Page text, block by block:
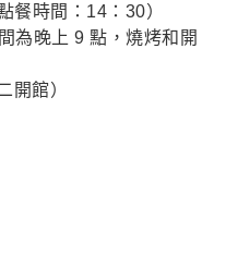
餐時間：14：30）
為晚上 9 點，燒烤和開
開館）